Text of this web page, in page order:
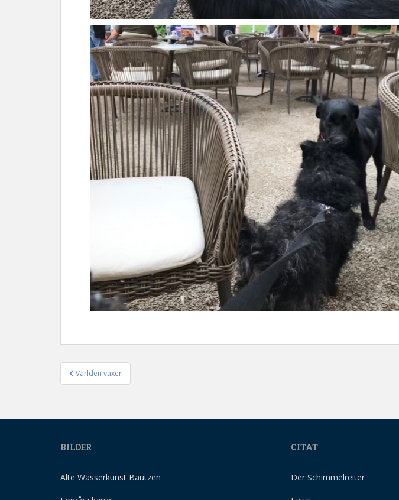
Inläggsnavigering
Världen växer
BILDER
Alte Wasserkunst Bautzen
CITAT
Der Schimmelreiter